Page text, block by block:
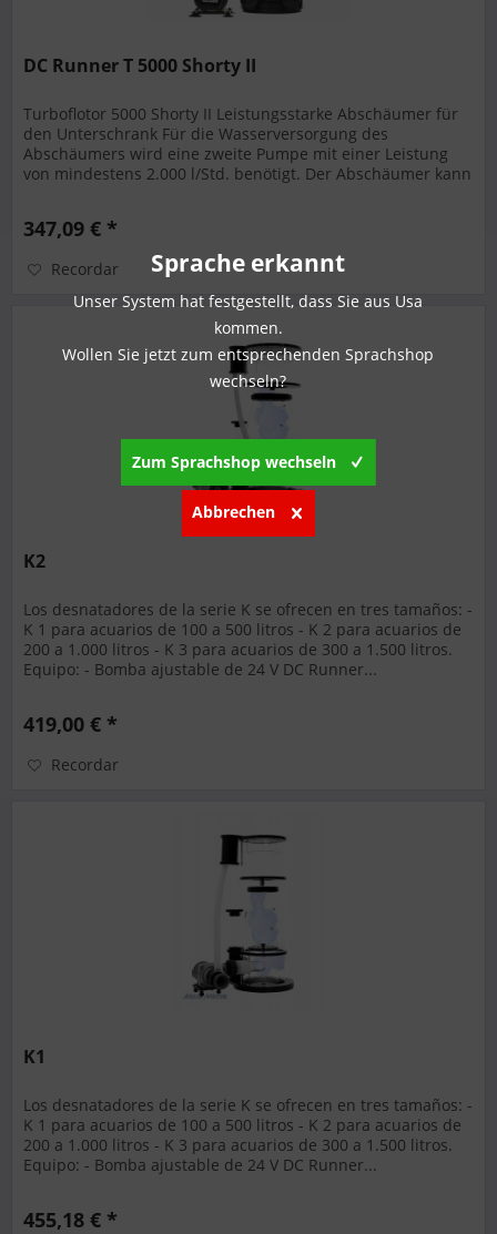
DC Runner T 5000 Shorty II
Turboflotor 5000 Shorty II Leistungsstarke Abschäumer für
den Unterschrank Für die Wasserversorgung des
Abschäumers wird eine zweite Pumpe mit einer Leistung
von mindestens 2.000 l/Std. benötigt. Der Abschäumer kann
347,09 € *
Recordar
K2
Los desnatadores de la serie K se ofrecen en tres tamaños: -
K 1 para acuarios de 100 a 500 litros - K 2 para acuarios de
200 a 1.000 litros - K 3 para acuarios de 300 a 1.500 litros.
Equipo: - Bomba ajustable de 24 V DC Runner...
419,00 € *
Recordar
K1
Los desnatadores de la serie K se ofrecen en tres tamaños: -
K 1 para acuarios de 100 a 500 litros - K 2 para acuarios de
200 a 1.000 litros - K 3 para acuarios de 300 a 1.500 litros.
Equipo: - Bomba ajustable de 24 V DC Runner...
455,18 € *
Sprache erkannt
Unser System hat festgestellt, dass Sie aus Usa
kommen.
Wollen Sie jetzt zum entsprechenden Sprachshop
wechseln?
Zum Sprachshop wechseln
Abbrechen